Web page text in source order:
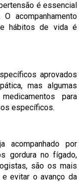
é essencial
acompanhamento
e hábitos de vida é
aprovados
mas algumas
para
específicos.
acompanhado por
gordura no fígado,
são os mais
evitar o avanço da